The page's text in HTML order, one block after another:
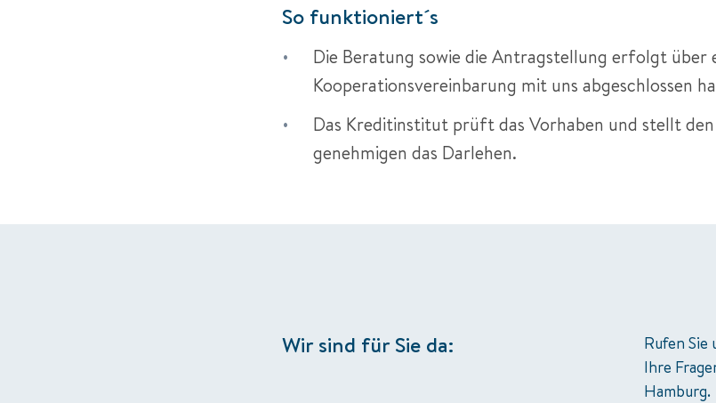
So funktioniert´s
Die Beratung sowie die Antragstellung erfolgt über
Kooperationsvereinbarung mit uns abgeschlossen
Das Kreditinstitut prüft das Vorhaben und stellt
genehmigen das Darlehen.
Wir sind für Sie da:
Rufen Sie
Ihre
Hamburg.